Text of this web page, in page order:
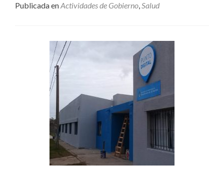
título
Publicada enActividades de Gobierno,Salud